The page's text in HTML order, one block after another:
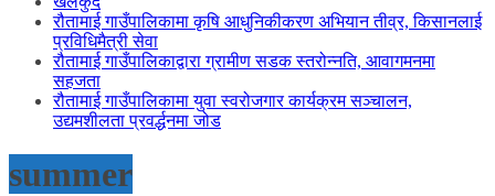
रौतामाई गाउँपालिकामा कृषि आधुनिकीकरण अभियान तीव्र, किसानलाई
प्रविधिमैत्री सेवा
रौतामाई गाउँपालिकाद्वारा ग्रामीण सडक स्तरोन्नति, आवागमनमा
सहजता
रौतामाई गाउँपालिकामा युवा स्वरोजगार कार्यक्रम सञ्चालन,
उद्यमशीलता प्रवर्द्धनमा जोड
summer